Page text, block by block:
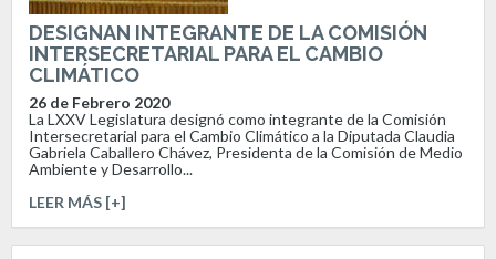
DESIGNAN INTEGRANTE DE LA COMISIÓN
INTERSECRETARIAL PARA EL CAMBIO
CLIMÁTICO
26 de Febrero 2020
La LXXV Legislatura designó como integrante de la Comisión
Intersecretarial para el Cambio Climático a la Diputada Claudia
Gabriela Caballero Chávez, Presidenta de la Comisión de Medio
Ambiente y Desarrollo...
LEER MÁS [+]